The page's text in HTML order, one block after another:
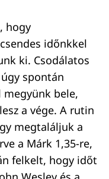
hogy
időnkkel
ki. Csodálatos
spontán
bele,
a vége. A rutin
megtaláljuk a
a Márk 1,35-re,
felkelt, hogy időt